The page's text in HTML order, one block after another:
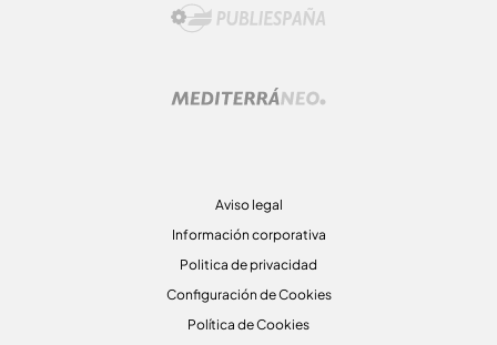
Aviso legal
Información corporativa
Politica de privacidad
Configuración de Cookies
Política de Cookies